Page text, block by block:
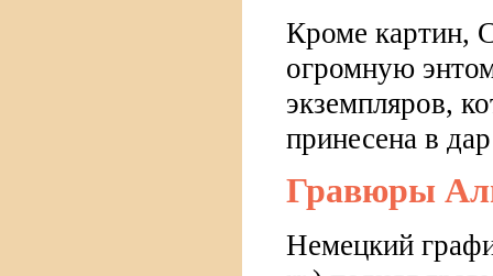
Кроме картин,
огромную
экземпляров,
принесена в
Гравюры
Немецкий